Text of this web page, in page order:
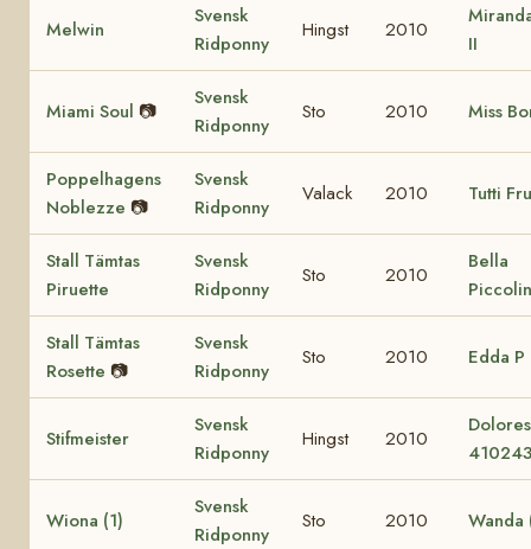
Melwin
Svensk
Ridponny
Hingst 2010
II
Miami Soul 📷
Svensk
Ridponny
Sto 2010 Miss
Poppelhagens
Noblezze 📷
Svensk
Ridponny
Valack 2010 Tutti
Stall Tämtas
Piruette
Svensk
Ridponny
Sto 2010
Bella
Stall Tämtas
Rosette 📷
Svensk
Ridponny
Sto 2010 Edda P
Stifmeister
Svensk
Ridponny
Hingst 2010
Wiona (1)
Svensk
Ridponny
Sto 2010 Wanda